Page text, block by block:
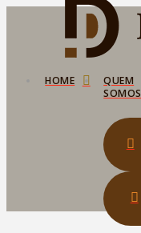
HOME
QUEM
SOMOS